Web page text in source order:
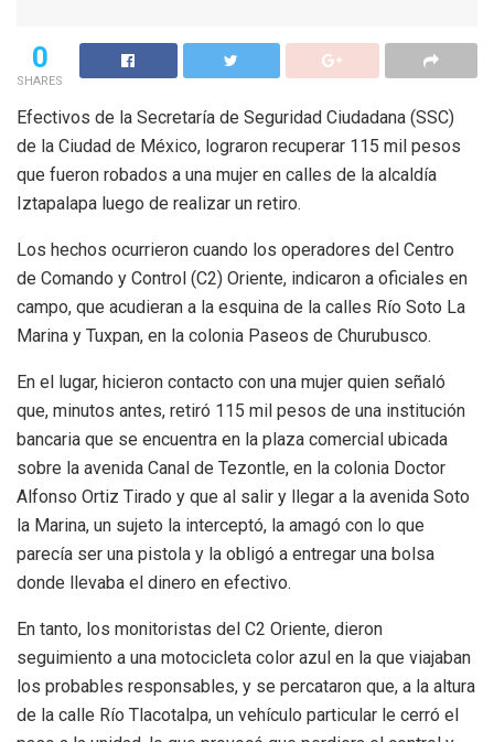
0
SHARES
Efectivos de la Secretaría de Seguridad Ciudadana (SSC)
de la Ciudad de México, lograron recuperar 115 mil pesos
que fueron robados a una mujer en calles de la alcaldía
Iztapalapa luego de realizar un retiro.
Los hechos ocurrieron cuando los operadores del Centro
de Comando y Control (C2) Oriente, indicaron a oficiales en
campo, que acudieran a la esquina de la calles Río Soto La
Marina y Tuxpan, en la colonia Paseos de Churubusco.
En el lugar, hicieron contacto con una mujer quien señaló
que, minutos antes, retiró 115 mil pesos de una institución
bancaria que se encuentra en la plaza comercial ubicada
sobre la avenida Canal de Tezontle, en la colonia Doctor
Alfonso Ortiz Tirado y que al salir y llegar a la avenida Soto
la Marina, un sujeto la interceptó, la amagó con lo que
parecía ser una pistola y la obligó a entregar una bolsa
donde llevaba el dinero en efectivo.
En tanto, los monitoristas del C2 Oriente, dieron
seguimiento a una motocicleta color azul en la que viajaban
los probables responsables, y se percataron que, a la altura
de la calle Río Tlacotalpa, un vehículo particular le cerró el